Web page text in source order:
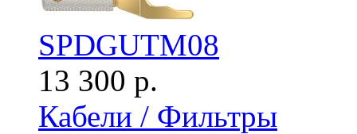
SPDGUTM08
13 300 р.
Кабели / Фильтры